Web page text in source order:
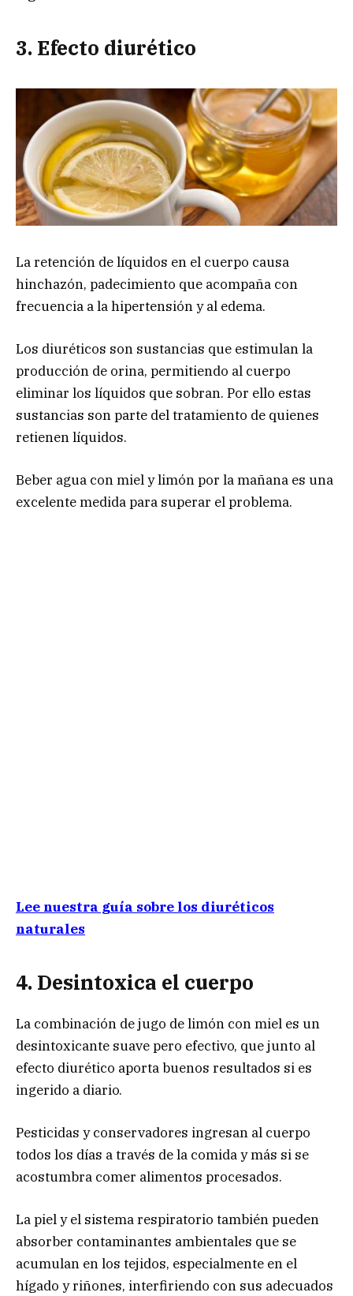
3. Efecto diurético
La retención de líquidos en el cuerpo causa
hinchazón, padecimiento que acompaña con
frecuencia a la hipertensión y al edema.
Los diuréticos son sustancias que estimulan la
producción de orina, permitiendo al cuerpo
eliminar los líquidos que sobran. Por ello estas
sustancias son parte del tratamiento de quienes
retienen líquidos.
Beber agua con miel y limón por la mañana es una
excelente medida para superar el problema.
Lee nuestra guía sobre los diuréticos
naturales
4. Desintoxica el cuerpo
La combinación de jugo de limón con miel es un
desintoxicante suave pero efectivo, que junto al
efecto diurético aporta buenos resultados si es
ingerido a diario.
Pesticidas y conservadores ingresan al cuerpo
todos los días a través de la comida y más si se
acostumbra comer alimentos procesados.
La piel y el sistema respiratorio también pueden
absorber contaminantes ambientales que se
acumulan en los tejidos, especialmente en el
hígado y riñones, interfiriendo con sus adecuados